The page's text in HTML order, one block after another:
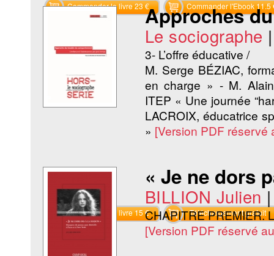
Commander le livre 23 € Commander l'Ebook 11.5
Approches
Le sociographe
3- L’offre éducative /
M. Serge BÉZIAC,
en charge » - M.
ITEP « Une journée
LACROIX, éducatrice
» [Version PDF réservé
Commander le livre 15 € Téléchargement gratuit
« Je ne dors
BILLION Julien
CHAPITRE PREMIER.
[Version PDF réservé